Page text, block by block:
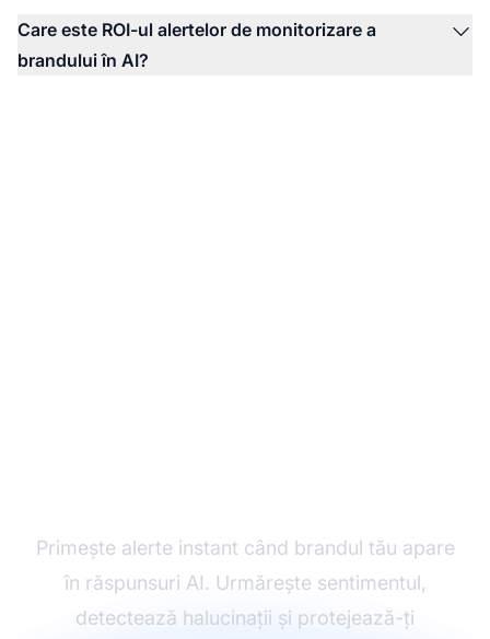
Care este ROI-ul alertelor de monitorizare a
brandului în AI?
Primește alerte instant când brandul tău apare
în răspunsuri AI. Urmărește sentimentul,
detectează halucinații și protejează-ți